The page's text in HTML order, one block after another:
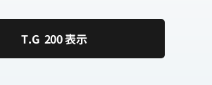
T.G 200 表示